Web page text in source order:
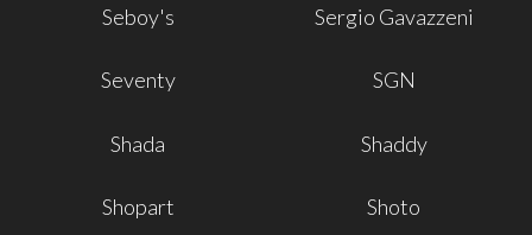
Seboy's Sergio Gavazzeni
Seventy SGN
Shada Shaddy
Shopart Shoto